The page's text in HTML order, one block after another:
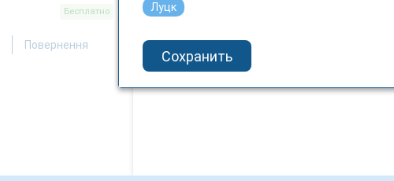
Бесплатно
Повернення
Луцк
Сохранить